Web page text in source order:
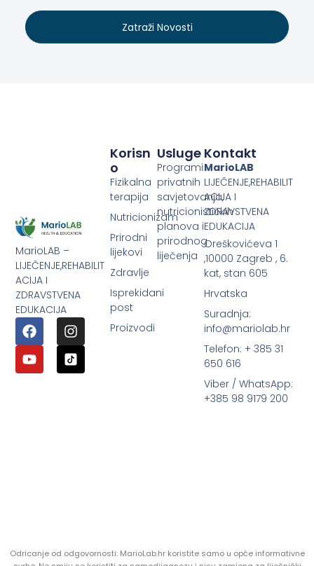
Zatraži Novosti
MarioLAB –
LIJEČENJE,REHABILIT
ACIJA I
ZDRAVSTVENA
EDUKACIJA
Usluge
Programi
privatnih
savjetovanja,
nutricionističkih
planova i
prirodnog
liječenja
Korisn
O
Fizikalna
terapija
Nutricionizam
Prirodni
lijekovi
Zdravlje
Isprekidani
post
Proizvodi
Kontakt
MarioLAB
LIJEČENJE,REHABILIT
ACIJA I
ZDRAVSTVENA
EDUKACIJA
Oreškovićeva 1
,10000 Zagreb , 6.
kat, stan 605
Hrvatska
Suradnja:
info@mariolab.hr
Telefon: + 385 31
650 616
Viber / WhatsApp:
+385 98 9179 200
Odricanje od odgovornosti: MarioLab.hr koristite samo u opće informativne